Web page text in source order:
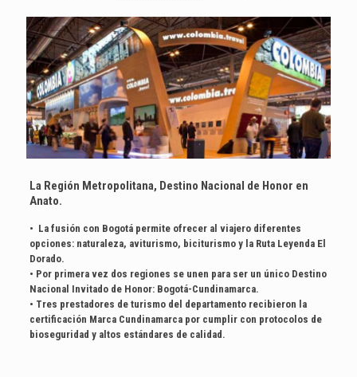
La Región Metropolitana, Destino Nacional de Honor en
Anato.
• La fusión con Bogotá permite ofrecer al viajero diferentes
opciones: naturaleza, aviturismo, biciturismo y la Ruta Leyenda El
Dorado.
• Por primera vez dos regiones se unen para ser un único Destino
Nacional Invitado de Honor: Bogotá-Cundinamarca.
• Tres prestadores de turismo del departamento recibieron la
certificación Marca Cundinamarca por cumplir con protocolos de
bioseguridad y altos estándares de calidad.